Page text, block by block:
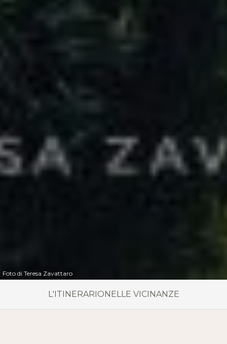
Foto di Teresa Zavattaro
L'ITINERARIO NELLE VICINANZE